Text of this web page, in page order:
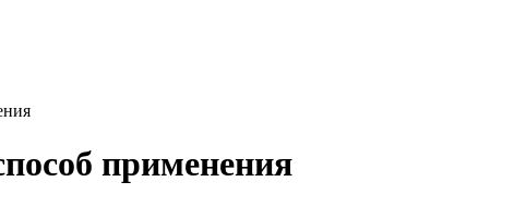
применения